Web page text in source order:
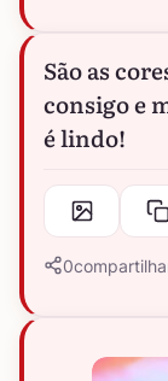
São as
consigo e
é lindo!
0